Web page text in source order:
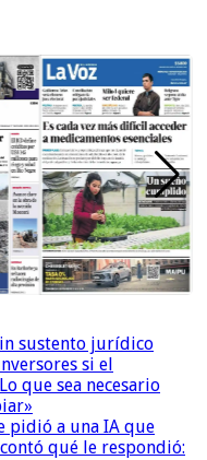
sustento jurídico
si el
que sea necesario
pidió a una IA que
qué le respondió: